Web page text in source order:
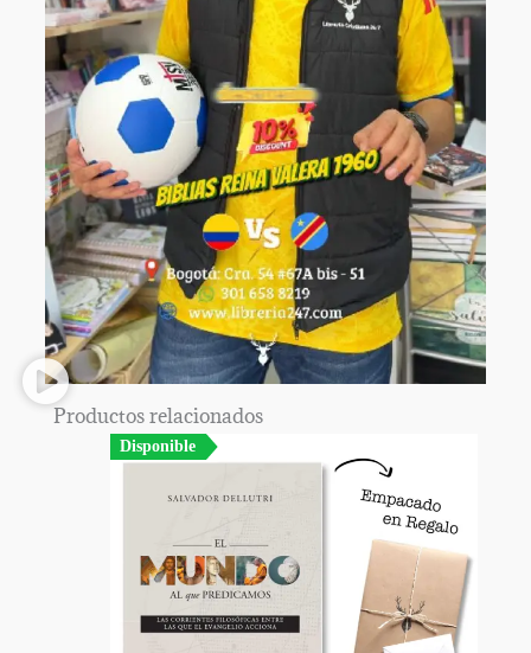
Productos relacionados
Disponible